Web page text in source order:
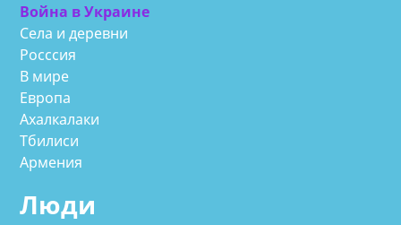
Война в Украине
Села и деревни
Росссия
В мире
Европа
Ахалкалаки
Тбилиси
Армения
Люди